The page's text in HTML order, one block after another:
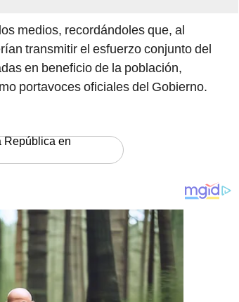
medios, recordándoles que, al
transmitir el esfuerzo conjunto del
en beneficio de la población,
portavoces oficiales del Gobierno.
República en